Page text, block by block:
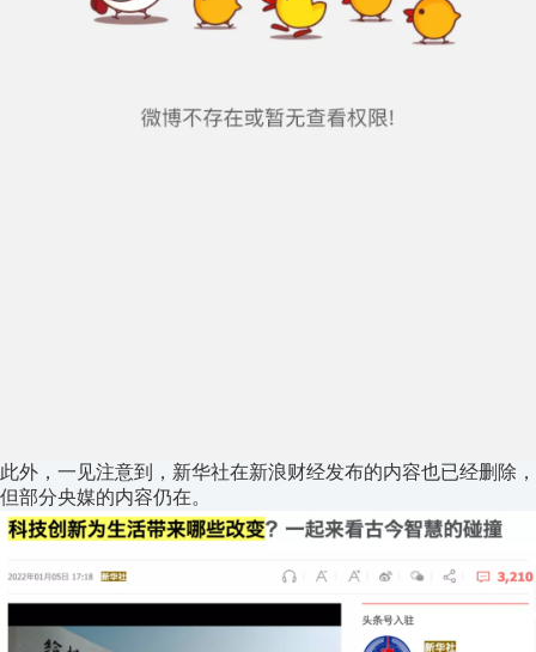
此外，一见注意到，新华社在新浪财经发布的内容也已经删除，
但部分央媒的内容仍在。